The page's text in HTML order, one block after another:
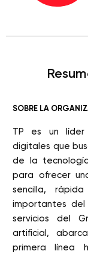
SOBRE LA
TP es un líder
digitales que
de la
para ofrecer
sencilla,
importantes
servicios del
artificial,
primera línea